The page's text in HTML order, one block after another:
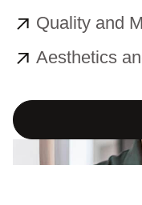
Quality and
Aesthetics